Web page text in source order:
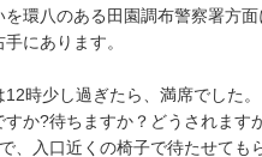
を環八のある田園調布警察署方
にあります。
時少し過ぎたら、満席でした。
すか?待ちますか？どうされます
、入口近くの椅子で待たせても